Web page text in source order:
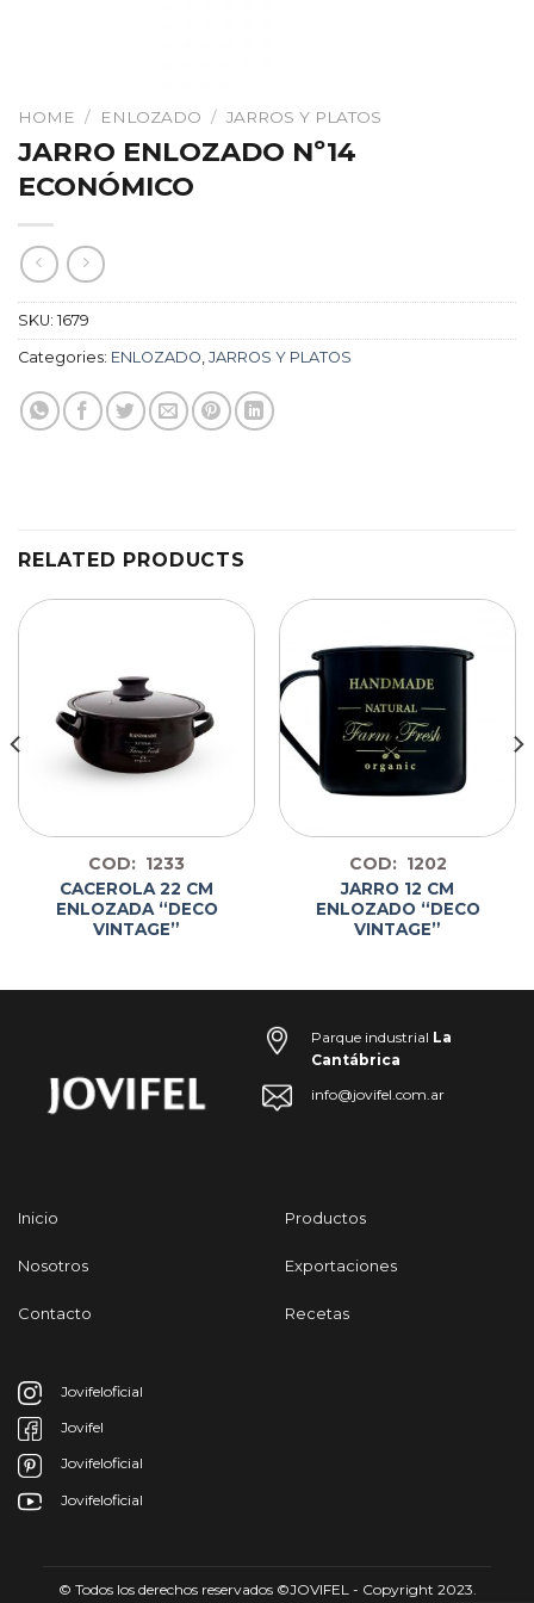
HOME / ENLOZADO / JARROS Y PLATOS
JARRO ENLOZADO Nº14
ECONÓMICO
SKU: 1679
Categories: ENLOZADO, JARROS Y PLATOS
RELATED PRODUCTS
COD: 1233
CACEROLA 22 CM
ENLOZADA “DECO
VINTAGE”
COD: 1202
JARRO 12 CM
ENLOZADO “DECO
VINTAGE”
Parque industrial La
Cantábrica
info@jovifel.com.ar
Inicio
Nosotros
Contacto
Productos
Exportaciones
Recetas
Jovifeloficial
Jovifel
Jovifeloficial
Jovifeloficial
© Todos los derechos reservados ©JOVIFEL - Copyright 2023.